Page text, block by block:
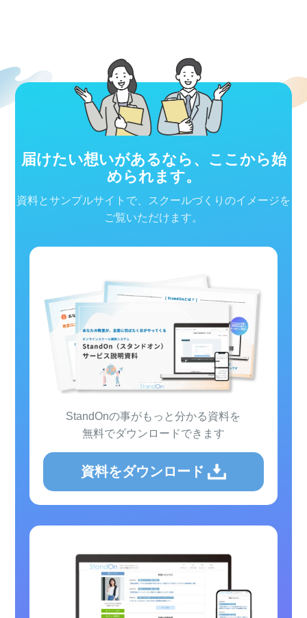
届けたい想いがあるなら、ここから始
められます。
資料とサンプルサイトで、スクールづくりのイメージを
ご覧いただけます。
StandOnの事がもっと分かる資料を
無料でダウンロードできます
資料をダウンロード